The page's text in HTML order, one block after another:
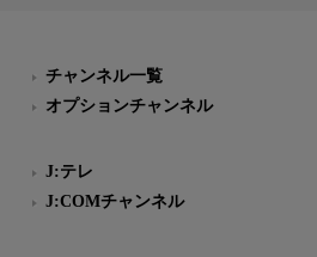
チャンネル一覧
オプションチャンネル
J:テレ
J:COMチャンネル